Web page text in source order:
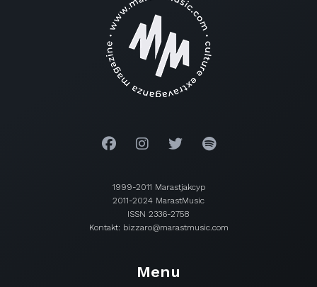
1999-2011 Marastjakcyp
2011-2024 MarastMusic
ISSN 2336-2758
Kontakt: bizzaro@marastmusic.com
Menu